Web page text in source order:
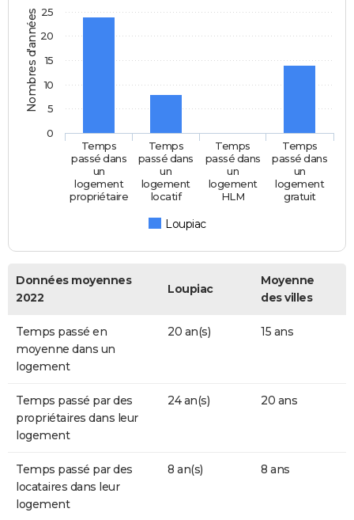
Nombres d'années
Loupiac
Temps
passé dans
un
logement
propriétaire
Temps
passé dans
un
logement
locatif
Temps
passé dans
un
logement
HLM
Temps
passé dans
un
logement
gratuit
0
5
10
15
20
25
Données moyennes
2022
Loupiac
Moyenne
des villes
Temps passé en
moyenne dans un
logement
20 an(s) 15 ans
Temps passé par des
propriétaires dans leur
logement
24 an(s) 20 ans
Temps passé par des
locataires dans leur
logement
8 an(s) 8 ans